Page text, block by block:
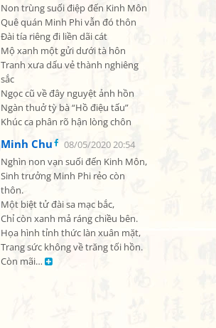
Non trùng suối điệp đến Kinh Môn
Quê quán Minh Phi vẫn đó thôn
Đài tía riêng đi liền dãi cát
Mộ xanh một gửi dưới tà hôn
Tranh xưa dấu vẻ thành nghiêng
sắc
Ngọc cũ về đây nguyệt ảnh hồn
Ngàn thuở tỳ bà “Hồ điệu tấu”
Khúc ca phân rõ hận lòng chôn
Minh Chu
08/05/2020 20:54
Nghìn non vạn suối đến Kinh Môn,
Sinh trưởng Minh Phi rẻo còn
thôn.
Một biệt tử đài sa mạc bắc,
Chỉ còn xanh mả ráng chiều bên.
Họa hình tỉnh thức làn xuân mặt,
Trang sức không về trăng tối hồn.
Còn mãi…